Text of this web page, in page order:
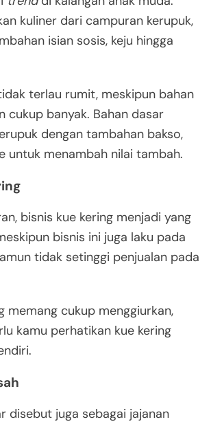
kuliner dari campuran kerupuk,
isian sosis, keju hingga
terlau rumit, meskipun bahan
cukup banyak. Bahan dasar
dengan tambahan bakso,
untuk menambah nilai tambah.
bisnis kue kering menjadi yang
bisnis ini juga laku pada
tidak setinggi penjualan pada
memang cukup menggiurkan,
kamu perhatikan kue kering
disebut juga sebagai jajanan